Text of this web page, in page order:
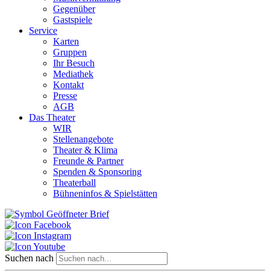
Gegenüber
Gastspiele
Service
Karten
Gruppen
Ihr Besuch
Mediathek
Kontakt
Presse
AGB
Das Theater
WIR
Stellenangebote
Theater & Klima
Freunde & Partner
Spenden & Sponsoring
Theaterball
Bühneninfos & Spielstätten
Suchen nach